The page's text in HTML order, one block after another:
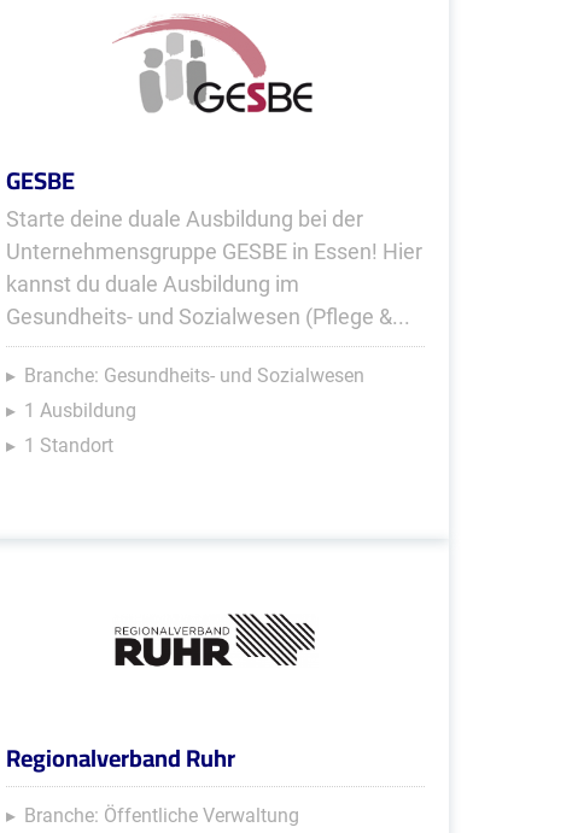
GESBE
Starte deine duale Ausbildung bei der
Unternehmensgruppe GESBE in Essen! Hier
kannst du duale Ausbildung im
Gesundheits- und Sozialwesen (Pflege &...
Branche: Gesundheits- und Sozialwesen
1 Ausbildung
1 Standort
Regionalverband Ruhr
Branche: Öffentliche Verwaltung